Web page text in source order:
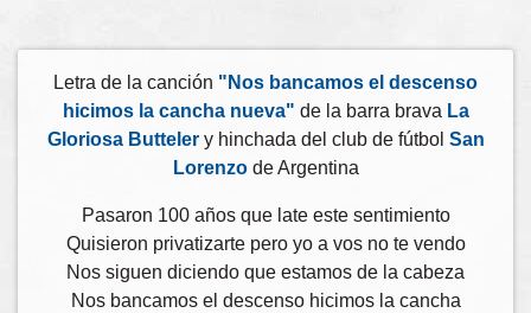
Letra de la canción "Nos bancamos el descenso
hicimos la cancha nueva" de la barra brava La
Gloriosa Buttelery hinchada del club de fútbol San
Lorenzode Argentina
Pasaron 100 años que late este sentimiento
Quisieron privatizarte pero yo a vos no te vendo
Nos siguen diciendo que estamos de la cabeza
Nos bancamos el descenso hicimos la cancha